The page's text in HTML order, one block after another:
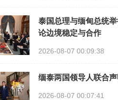
泰国总理与缅甸总统
论边境稳定与合作
2026-08-07 00:09:38
缅泰两国领导人联合声
2026-08-07 00:07:41